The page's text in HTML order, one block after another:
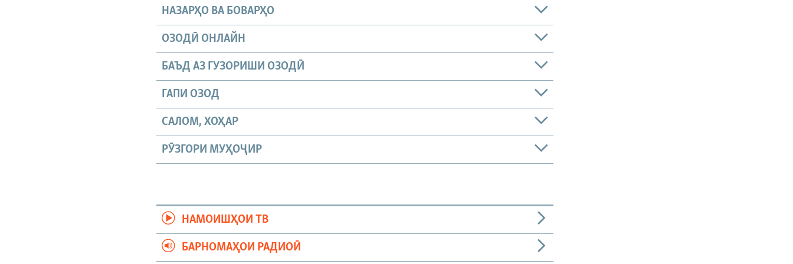
НАЗАРҲО ВА БОВАРҲО
ОЗОДӢ ОНЛАЙН
БАЪД АЗ ГУЗОРИШИ ОЗОДӢ
ГАПИ ОЗОД
САЛОМ, ХОҲАР
РӮЗГОРИ МУҲОҶИР
НАМОИШҲОИ ТВ
БАРНОМАҲОИ РАДИОӢ